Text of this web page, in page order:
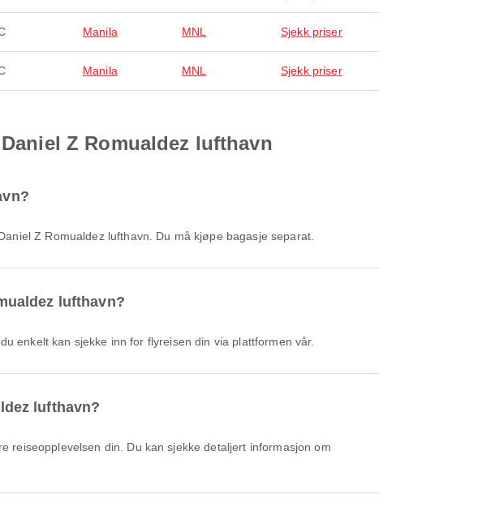
Manila MNL Sjekk priser
Manila MNL Sjekk priser
Z Romualdez lufthavn
Z Romualdez lufthavn. Du må kjøpe bagasje separat.
lufthavn?
enkelt kan sjekke inn for flyreisen din via plattformen vår.
lufthavn?